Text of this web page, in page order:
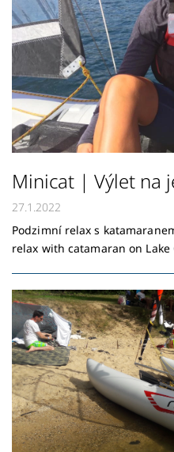
Minicat | Výlet na
27.1.2022
Podzimní relax s
relax with catamaran on